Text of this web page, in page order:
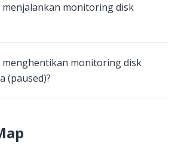
menjalankan monitoring disk
menghentikan monitoring disk
(paused)?